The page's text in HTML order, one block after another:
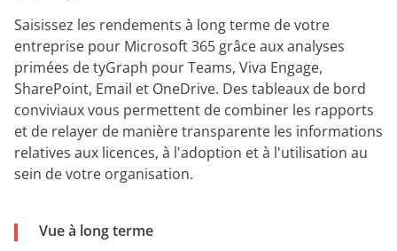
Saisissez les rendements à long terme de votre
entreprise pour Microsoft 365 grâce aux analyses
primées de tyGraph pour Teams, Viva Engage,
SharePoint, Email et OneDrive. Des tableaux de bord
conviviaux vous permettent de combiner les rapports
et de relayer de manière transparente les informations
relatives aux licences, à l'adoption et à l'utilisation au
sein de votre organisation.
Vue à long terme